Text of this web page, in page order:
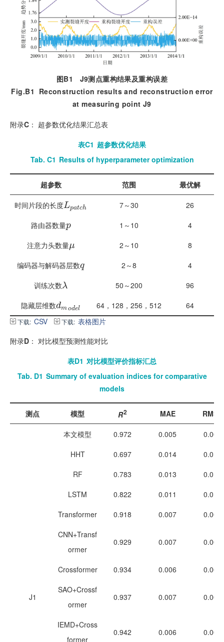
图B1 J9测点重构结果及重构误差
Fig.B1 Reconstruction results and reconstruction error
at measuring point J9
附录C ： 超参数优化结果汇总表
表C1 超参数优化结果
Tab. C1 Results of hyperparameter optimization
超参数 范围 最优解
时间片段的长度Lpatch
Lpatch 7～30
26
路由器数量p
p 1～10
4
注意力头数量μ
μ 2～10
8
编码器与解码器层数q
q 2～8
4
训练次数λ
λ 50～200
96
隐藏层维数dmodel
dmode 64，128，256，512 64
下载: CSV 下载: 表格图片
附录D ： 对比模型预测性能对比
表D1 对比模型评价指标汇总
Tab. D1 Summary of evaluation indices for comparative
models
测点 模型 R2 MAE RMSE
J1
本文模型 0.972 0.005
0.005
HHT
0.697 0.014
0.016
RF
0.783 0.013
0.015
LSTM
0.822 0.011
0.014
Transformer
0.918 0.007
0.009
CNN+Transf
ormer
0.929 0.007 0.008
Crossformer 0.934 0.006
0.008
SAO+Crossf
ormer
0.937 0.007 0.008
IEMD+Cross
former
0.942 0.006 0.008